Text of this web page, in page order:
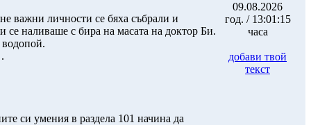
важни личности се бяха събрали и
се наливаше с бира на масата на доктор Би.
водопой.
си умения в раздела 101 начина да
09.08.2026
год. / 13:01:15
часа
добави твой
текст